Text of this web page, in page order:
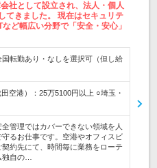
社として設立され、法人・個人
てきました。 現在はセキュリテ
ど幅広い分野で「安全・安心」
転勤あり・なしを選択可（但し給
空港）：25万5100円以上 ○埼玉・
管理ではカバーできない領域を人
るお仕事です。空港やオフィスビ
約先にて、時間毎に業務をローテ
独自の…